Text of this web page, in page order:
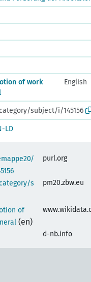
of work
English
subject/i/145156
LD
purl.org
s
pm20.zbw.eu
of
(en)
d-nb.info